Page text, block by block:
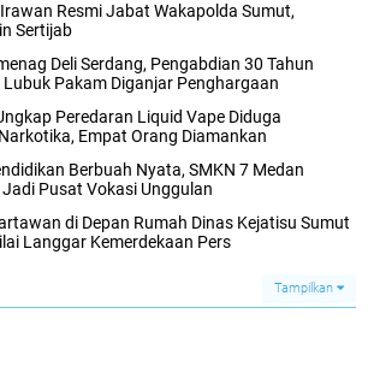
Resmi Jabat Wakapolda Sumut,
Sertijab
Deli Serdang, Pengabdian 30 Tahun
Lubuk Pakam Diganjar Penghargaan
Peredaran Liquid Vape Diduga
Empat Orang Diamankan
Berbuah Nyata, SMKN 7 Medan
Pusat Vokasi Unggulan
di Depan Rumah Dinas Kejatisu Sumut
Langgar Kemerdekaan Pers
Tampilkan